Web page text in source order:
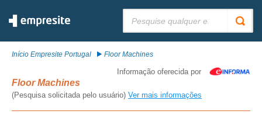
Início Empresite Portugal Floor Machines
Informação oferecida por
Floor Machines
(Pesquisa solicitada pelo usuário) Ver mais informações